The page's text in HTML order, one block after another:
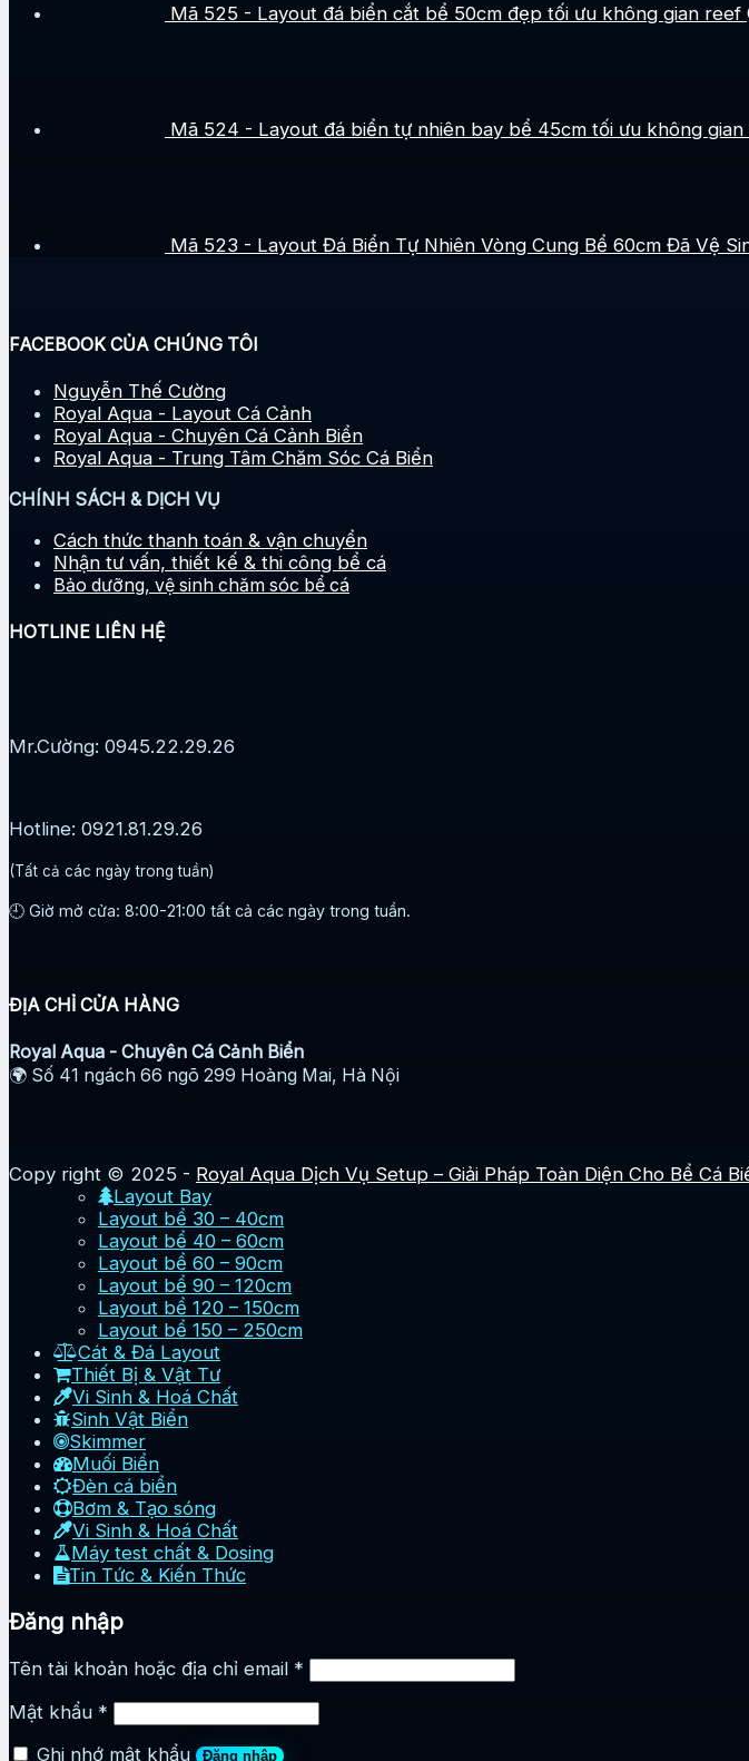
Mã 525 - Layout đá biển cắt bể 50cm đẹp tối ưu không gian reef
Mã 524 - Layout đá biển tự nhiên bay bể 45cm tối ưu không gian
Mã 523 - Layout Đá Biển Tự Nhiên Vòng Cung Bể 60cm Đã Vệ
FACEBOOK CỦA CHÚNG TÔI
Nguyễn Thế Cường
Royal Aqua - Layout Cá Cảnh
Royal Aqua - Chuyên Cá Cảnh Biển
Royal Aqua - Trung Tâm Chăm Sóc Cá Biển
CHÍNH SÁCH & DỊCH VỤ
Cách thức thanh toán & vận chuyển
Nhận tư vấn, thiết kế & thi công bể cá
Bảo dưỡng, vệ sinh chăm sóc bể cá
HOTLINE LIÊN HỆ
Mr.Cường: 0945.22.29.26
Hotline: 0921.81.29.26
(Tất cả các ngày trong tuần)
🕘 Giờ mở cửa: 8:00-21:00 tất cả các ngày trong tuần.
ĐỊA CHỈ CỬA HÀNG
Royal Aqua - Chuyên Cá Cảnh Biển
🌍 Số 41 ngách 66 ngõ 299 Hoàng Mai, Hà Nội
Copy right © 2025 - Royal Aqua Dịch Vụ Setup – Giải Pháp Toàn Diện Cho Bể Cá
Layout Bay
Layout bể 30 – 40cm
Layout bể 40 – 60cm
Layout bể 60 – 90cm
Layout bể 90 – 120cm
Layout bể 120 – 150cm
Layout bể 150 – 250cm
Cát & Đá Layout
Thiết Bị & Vật Tư
Vi Sinh & Hoá Chất
Sinh Vật Biển
Skimmer
Muối Biển
Đèn cá biển
Bơm & Tạo sóng
Vi Sinh & Hoá Chất
Máy test chất & Dosing
Tin Tức & Kiến Thức
Đăng nhập
Tên tài khoản hoặc địa chỉ email *
Mật khẩu *
Ghi nhớ mật khẩu
Đăng nhập